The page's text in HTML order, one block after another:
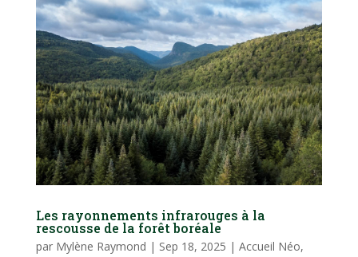
Les rayonnements infrarouges à la
rescousse de la forêt boréale
par Mylène Raymond | Sep 18, 2025 | Accueil Néo,